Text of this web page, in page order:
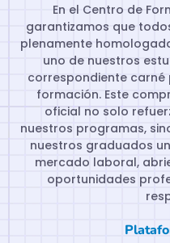
En el Centro de
garantizamos que
plenamente
uno de nuestros
correspondiente
formación. Este
oficial no solo
nuestros programas,
nuestros graduados
mercado laboral,
oportunidades